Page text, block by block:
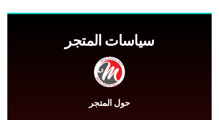
سياسات المتجر
حول المتجر